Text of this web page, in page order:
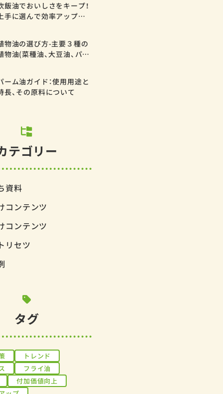
飯油でおいしさをキープ！
手に選んで効率アップを
物油の選び方-主要３種の
物油(菜種油、大豆油、パー
ーム油ガイド：使用用途と
長、その原料について
テゴリー
資料
コンテンツ
コンテンツ
リセツ
タグ
トレンド
フライ油
付加価値向上